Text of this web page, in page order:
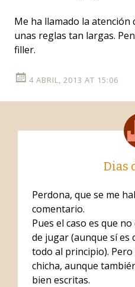
Me ha llamado la atención
unas reglas tan largas.
filler.
4 ABRIL, 2013 AT 15:06
Dias
Perdona, que se me
comentario.
Pues el caso es que
de jugar (aunque sí es
todo al principio).
chicha, aunque
bien escritas.